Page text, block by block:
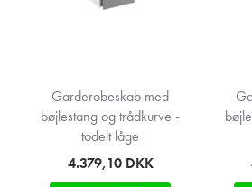
Garderobeskab med
bøjlestang og trådkurve -
todelt låge
4.379,10 DKK